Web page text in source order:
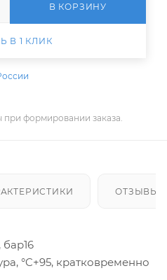
В КОРЗИНУ
В 1 КЛИК
формировании заказа.
ОТЗЫВЫ
°C+95, кратковременно